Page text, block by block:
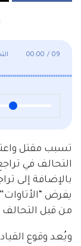
00:00 / 09
تسبب مقتل
التحالف في
بالإضافة إلى
يفرض
من قبل التحالف
ويُعد وقوع